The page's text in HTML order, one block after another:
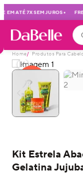
EM ATÉ 7X SEM JUROS•
Home/ Produtos Para
OFF
Kit Estrela
Gelatina